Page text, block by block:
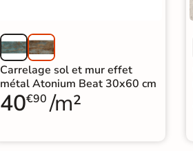
Carrelage sol et mur effet
métal Atonium Beat 30x60 cm
40€90 /m²